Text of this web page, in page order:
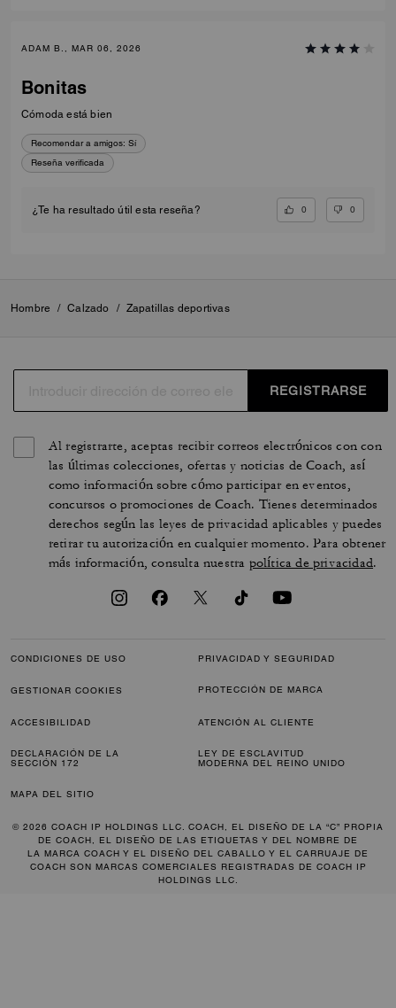
ADAM B., MAR 06, 2026
Bonitas
Cómoda está bien
Recomendar a amigos: Sí
Reseña verificada
¿Te ha resultado útil esta reseña? 0 0
Hombre / Calzado / Zapatillas deportivas
REGISTRARSE
Al registrarte, aceptas recibir correos electrónicos con con
las últimas colecciones, ofertas y noticias de Coach, así
como información sobre cómo participar en eventos,
concursos o promociones de Coach. Tienes determinados
derechos según las leyes de privacidad aplicables y puedes
retirar tu autorización en cualquier momento. Para obtener
más información, consulta nuestra política de privacidad.
CONDICIONES DE USO PRIVACIDAD Y SEGURIDAD
GESTIONAR COOKIES PROTECCIÓN DE MARCA
ACCESIBILIDAD ATENCIÓN AL CLIENTE
DECLARACIÓN DE LA
SECCIÓN 172
LEY DE ESCLAVITUD
MODERNA DEL REINO UNIDO
MAPA DEL SITIO
© 2026 COACH IP HOLDINGS LLC. COACH, EL DISEÑO DE LA “C” PROPIA
DE COACH, EL DISEÑO DE LAS ETIQUETAS Y DEL NOMBRE DE
LA MARCA COACH Y EL DISEÑO DEL CABALLO Y EL CARRUAJE DE
COACH SON MARCAS COMERCIALES REGISTRADAS DE COACH IP
HOLDINGS LLC.